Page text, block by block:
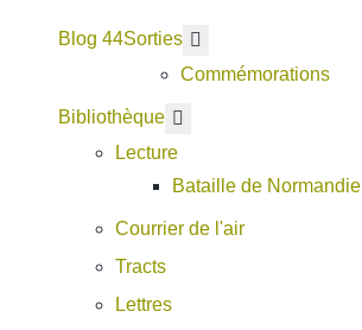
Blog 44Sorties
Commémorations
Bibliothèque
Lecture
Bataille de Normandie
Courrier de l'air
Tracts
Lettres